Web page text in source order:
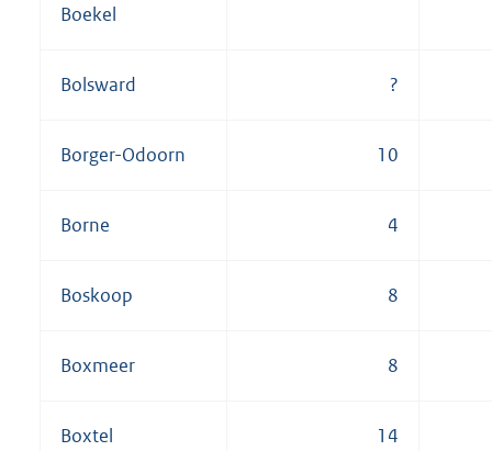
Boekel
Bolsward ?
Borger-Odoorn 10
Borne 4
Boskoop 8
Boxmeer 8
Boxtel 14